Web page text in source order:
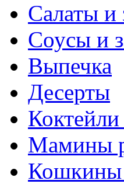
Салаты и
Соусы и
Выпечка
Десерты
Мамины
Кошкины